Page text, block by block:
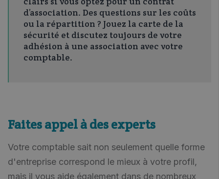
d’association. Des questions sur les coûts
ou la répartition ? Jouez la carte de la
sécurité et discutez toujours de votre
adhésion à une association avec votre
comptable.
Faites appel à des experts
Votre comptable sait non seulement quelle forme
d'entreprise correspond le mieux à votre profil,
mais il vous aide également dans de nombreux